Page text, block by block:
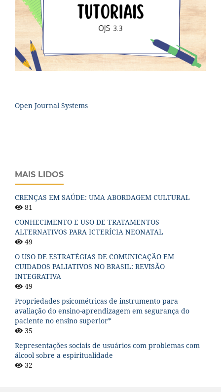
Open Journal Systems
MAIS LIDOS
CRENÇAS EM SAÚDE: UMA ABORDAGEM CULTURAL
81
CONHECIMENTO E USO DE TRATAMENTOS
ALTERNATIVOS PARA ICTERÍCIA NEONATAL
49
O USO DE ESTRATÉGIAS DE COMUNICAÇÃO EM
CUIDADOS PALIATIVOS NO BRASIL: REVISÃO
INTEGRATIVA
49
Propriedades psicométricas de instrumento para
avaliação do ensino-aprendizagem em segurança do
paciente no ensino superior*
35
Representações sociais de usuários com problemas com
álcool sobre a espiritualidade
32